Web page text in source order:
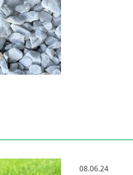
08.06.24